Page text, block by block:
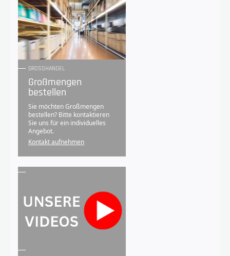
GROSSHANDEL
Großmengen
bestellen
Sie möchten Großmengen
bestellen? Bitte kontaktieren
Sie uns für ein individuelles
Angebot.
Kontakt aufnehmen